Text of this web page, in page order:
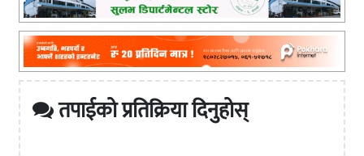
तपाईको प्रतिक्रिया दिनुहोस्